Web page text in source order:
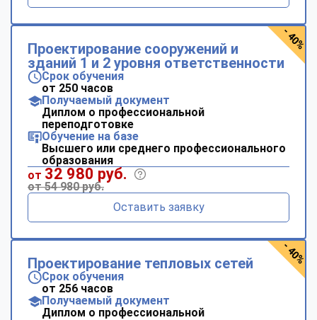
Проектирование сооружений и
зданий 1 и 2 уровня ответственности
Срок обучения
от 250 часов
Получаемый документ
Диплом о профессиональной
переподготовке
Обучение на базе
Высшего или среднего профессионального
образования
от 32 980 руб.
от 54 980 руб.
Оставить заявку
- 40%
Проектирование тепловых сетей
Срок обучения
от 256 часов
Получаемый документ
Диплом о профессиональной
- 40%